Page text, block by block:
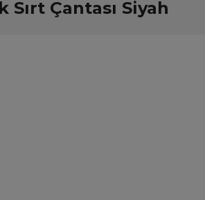
Çantası Siyah